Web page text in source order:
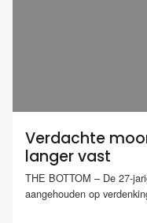
Verdachte
langer vast
THE BOTTOM – De 27-
aangehouden op